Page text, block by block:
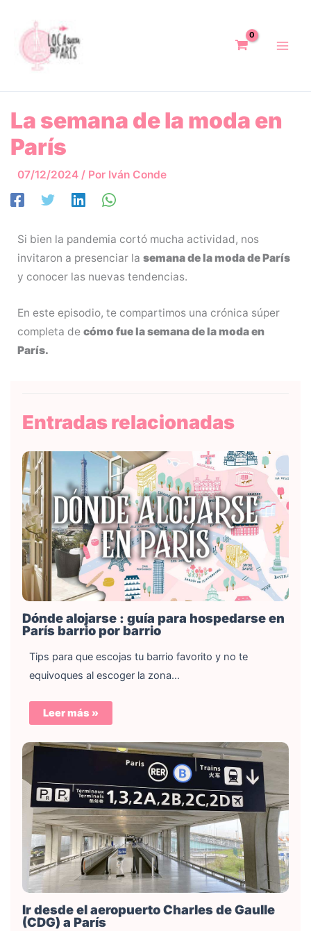
contenido
La semana de la moda en
París
07/12/2024 / Por Iván Conde
Si bien la pandemia cortó mucha actividad, nos
invitaron a presenciar la semana de la moda de París
y conocer las nuevas tendencias.
En este episodio, te compartimos una crónica súper
completa de cómo fue la semana de la moda en
París.
Entradas relacionadas
Dónde alojarse : guía para hospedarse en
París barrio por barrio
Tips para que escojas tu barrio favorito y no te
equivoques al escoger la zona…
Leer más »
Ir desde el aeropuerto Charles de Gaulle
(CDG) a París